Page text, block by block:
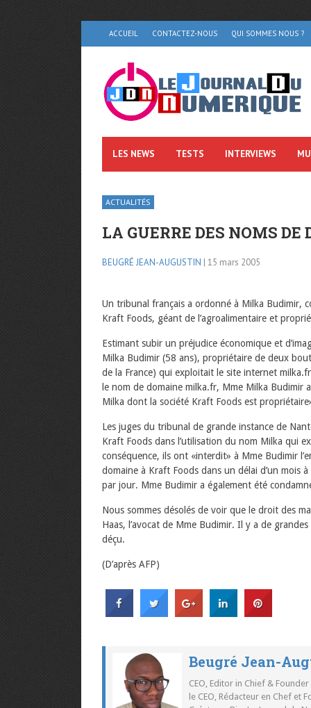
ACCUEIL CONTACTEZ-NOUS QUI SOMMES NOUS ?
LES NEWS TESTS INTERVIEWS
ACTUALITÉS
LA GUERRE DES NOMS
BEUGRÉ JEAN-AUGUSTIN | 15 mars 2005
Un tribunal français a ordonné à Milka Budimir,
Kraft Foods, géant de l’agroalimentaire et
Estimant subir un préjudice économique et
Milka Budimir (58 ans), propriétaire de deux
de la France) qui exploitait le site internet
le nom de domaine milka.fr, Mme Milka
Milka dont la société Kraft Foods est
Les juges du tribunal de grande instance de
Kraft Foods dans l’utilisation du nom Milka qui
conséquence, ils ont «interdit» à Mme Budimir
domaine à Kraft Foods dans un délai d’un mois
par jour. Mme Budimir a également été
Nous sommes désolés de voir que le droit des
Haas, l’avocat de Mme Budimir. Il y a de
déçu.
(D’après AFP)
Beugré Jean-
CEO, Editor in Chief &
le CEO, Rédacteur en Chef et